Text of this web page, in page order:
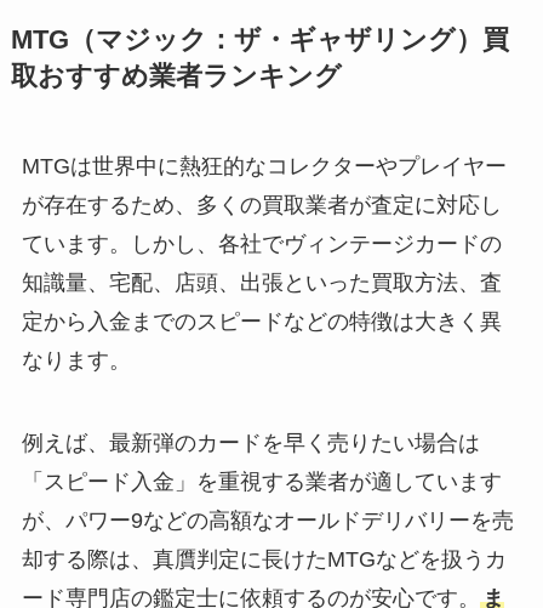
MTG（マジック：ザ・ギャザリング） 買
取おすすめ業者ランキング
MTGは世界中に熱狂的なコレクターやプレイヤー
が存在するため、多くの買取業者が査定に対応し
ています。しかし、各社でヴィンテージカードの
知識量、宅配、店頭、出張といった買取方法、査
定から入金までのスピードなどの特徴は大きく異
なります。
例えば、最新弾のカードを早く売りたい場合は
「スピード入金」を重視する業者が適しています
が、パワー9などの高額なオールドデリバリーを売
却する際は、真贋判定に長けたMTGなどを扱うカ
ード専門店の鑑定士に依頼するのが安心です。 ま